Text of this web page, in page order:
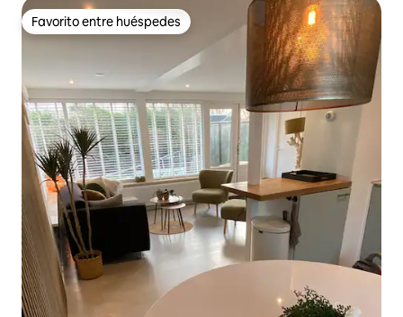
Favorito entre huéspedes
Favorito entre huéspedes